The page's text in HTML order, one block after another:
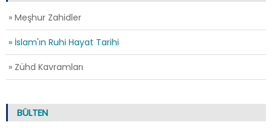
» Meşhur Zahidler
» İslam'ın Ruhi Hayat Tarihi
» Zühd Kavramları
BÜLTEN